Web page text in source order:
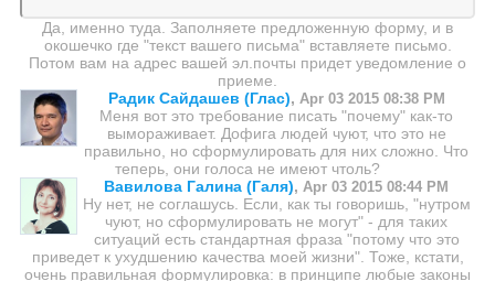
Да, именно туда. Заполняете предложенную форму, и в
окошечко где "текст вашего письма" вставляете письмо.
Потом вам на адрес вашей эл.почты придет уведомление о
приеме.
Радик Сайдашев (Глас), Apr 03 2015 08:38 PM
Меня вот это требование писать "почему" как-то
вымораживает. Дофига людей чуют, что это не
правильно, но сформулировать для них сложно. Что
теперь, они голоса не имеют чтоль?
Вавилова Галина (Галя), Apr 03 2015 08:44 PM
Ну нет, не соглашусь. Если, как ты говоришь, "нутром
чуют, но сформулировать не могут" - для таких
ситуаций есть стандартная фраза "потому что это
приведет к ухудшению качества моей жизни". Тоже, кстати,
очень правильная формулировка: в принципе любые законы